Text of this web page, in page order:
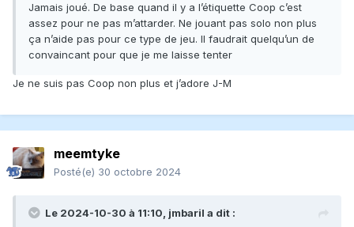
Jamais joué. De base quand il y a l’étiquette Coop c’est
assez pour ne pas m’attarder. Ne jouant pas solo non plus
ça n’aide pas pour ce type de jeu. Il faudrait quelqu’un de
convaincant pour que je me laisse tenter
Je ne suis pas Coop non plus et j’adore J-M
meemtyke
Posté(e) 30 octobre 2024
Le 2024-10-30 à 11:10, jmbaril a dit :